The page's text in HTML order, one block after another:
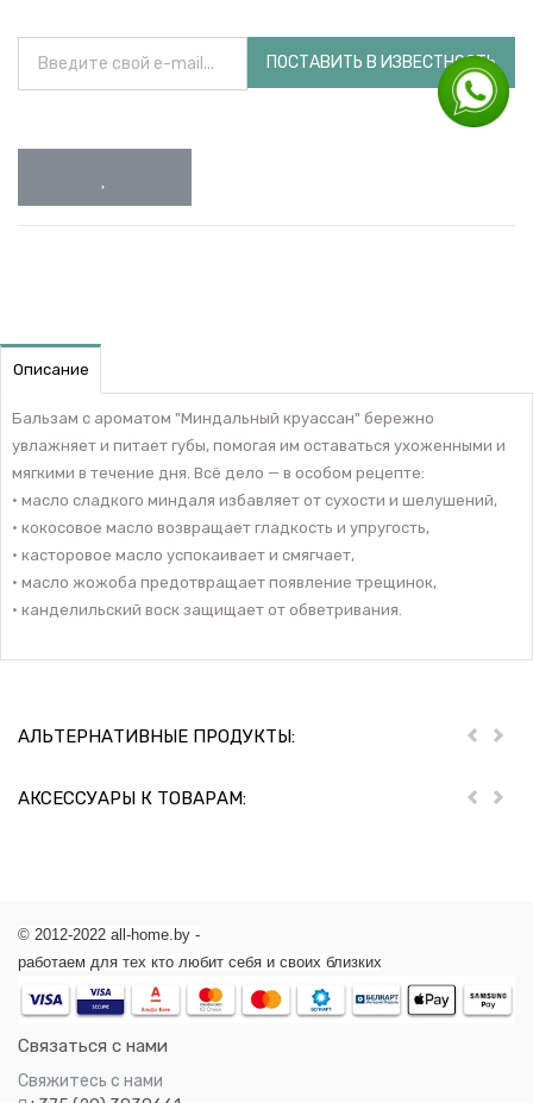
ПОСТАВИТЬ В ИЗВЕСТНОСТЬ
Описание
Бальзам с ароматом "Миндальный круассан" бережно
увлажняет и питает губы, помогая им оставаться ухоженными и
мягкими в течение дня. Всё дело — в особом рецепте:
• масло сладкого миндаля избавляет от сухости и шелушений,
• кокосовое масло возвращает гладкость и упругость,
• касторовое масло успокаивает и смягчает,
• масло жожоба предотвращает появление трещинок,
• канделильский воск защищает от обветривания.
АЛЬТЕРНАТИВНЫЕ ПРОДУКТЫ: Пред
АКСЕССУАРЫ К ТОВАРАМ: Пред
© 2012-2022 all-home.by -
работаем для тех кто любит себя и своих близких
Связаться с нами
Свяжитесь с нами